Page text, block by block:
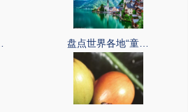
盘点世界各地“童…